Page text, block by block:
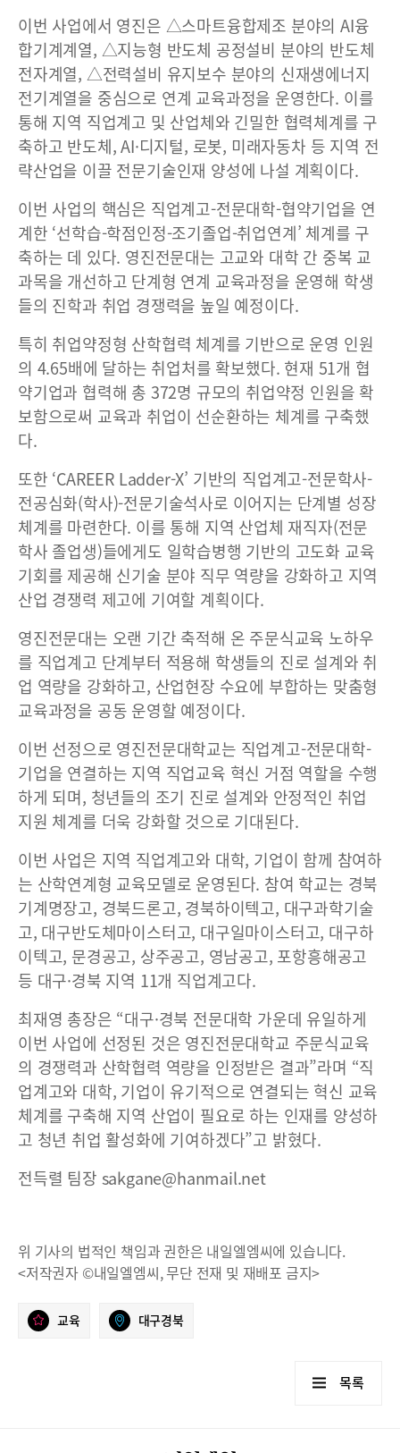
이번 사업에서 영진은 △스마트융합제조 분야의 AI융
합기계계열, △지능형 반도체 공정설비 분야의 반도체
전자계열, △전력설비 유지보수 분야의 신재생에너지
전기계열을 중심으로 연계 교육과정을 운영한다. 이를
통해 지역 직업계고 및 산업체와 긴밀한 협력체계를 구
축하고 반도체, AI·디지털, 로봇, 미래자동차 등 지역 전
략산업을 이끌 전문기술인재 양성에 나설 계획이다.
이번 사업의 핵심은 직업계고-전문대학-협약기업을 연
계한 ‘선학습-학점인정-조기졸업-취업연계’ 체계를 구
축하는 데 있다. 영진전문대는 고교와 대학 간 중복 교
과목을 개선하고 단계형 연계 교육과정을 운영해 학생
들의 진학과 취업 경쟁력을 높일 예정이다.
특히 취업약정형 산학협력 체계를 기반으로 운영 인원
의 4.65배에 달하는 취업처를 확보했다. 현재 51개 협
약기업과 협력해 총 372명 규모의 취업약정 인원을 확
보함으로써 교육과 취업이 선순환하는 체계를 구축했
다.
또한 ‘CAREER Ladder-X’ 기반의 직업계고-전문학사-
전공심화(학사)-전문기술석사로 이어지는 단계별 성장
체계를 마련한다. 이를 통해 지역 산업체 재직자(전문
학사 졸업생)들에게도 일학습병행 기반의 고도화 교육
기회를 제공해 신기술 분야 직무 역량을 강화하고 지역
산업 경쟁력 제고에 기여할 계획이다.
영진전문대는 오랜 기간 축적해 온 주문식교육 노하우
를 직업계고 단계부터 적용해 학생들의 진로 설계와 취
업 역량을 강화하고, 산업현장 수요에 부합하는 맞춤형
교육과정을 공동 운영할 예정이다.
이번 선정으로 영진전문대학교는 직업계고-전문대학-
기업을 연결하는 지역 직업교육 혁신 거점 역할을 수행
하게 되며, 청년들의 조기 진로 설계와 안정적인 취업
지원 체계를 더욱 강화할 것으로 기대된다.
이번 사업은 지역 직업계고와 대학, 기업이 함께 참여하
는 산학연계형 교육모델로 운영된다. 참여 학교는 경북
기계명장고, 경북드론고, 경북하이텍고, 대구과학기술
고, 대구반도체마이스터고, 대구일마이스터고, 대구하
이텍고, 문경공고, 상주공고, 영남공고, 포항흥해공고
등 대구·경북 지역 11개 직업계고다.
최재영 총장은 “대구·경북 전문대학 가운데 유일하게
이번 사업에 선정된 것은 영진전문대학교 주문식교육
의 경쟁력과 산학협력 역량을 인정받은 결과”라며 “직
업계고와 대학, 기업이 유기적으로 연결되는 혁신 교육
체계를 구축해 지역 산업이 필요로 하는 인재를 양성하
고 청년 취업 활성화에 기여하겠다”고 밝혔다.
전득렬 팀장 sakgane@hanmail.net
위 기사의 법적인 책임과 권한은 내일엘엠씨에 있습니다.
<저작권자 ©내일엘엠씨, 무단 전재 및 재배포 금지>
교육 대구경북
목록